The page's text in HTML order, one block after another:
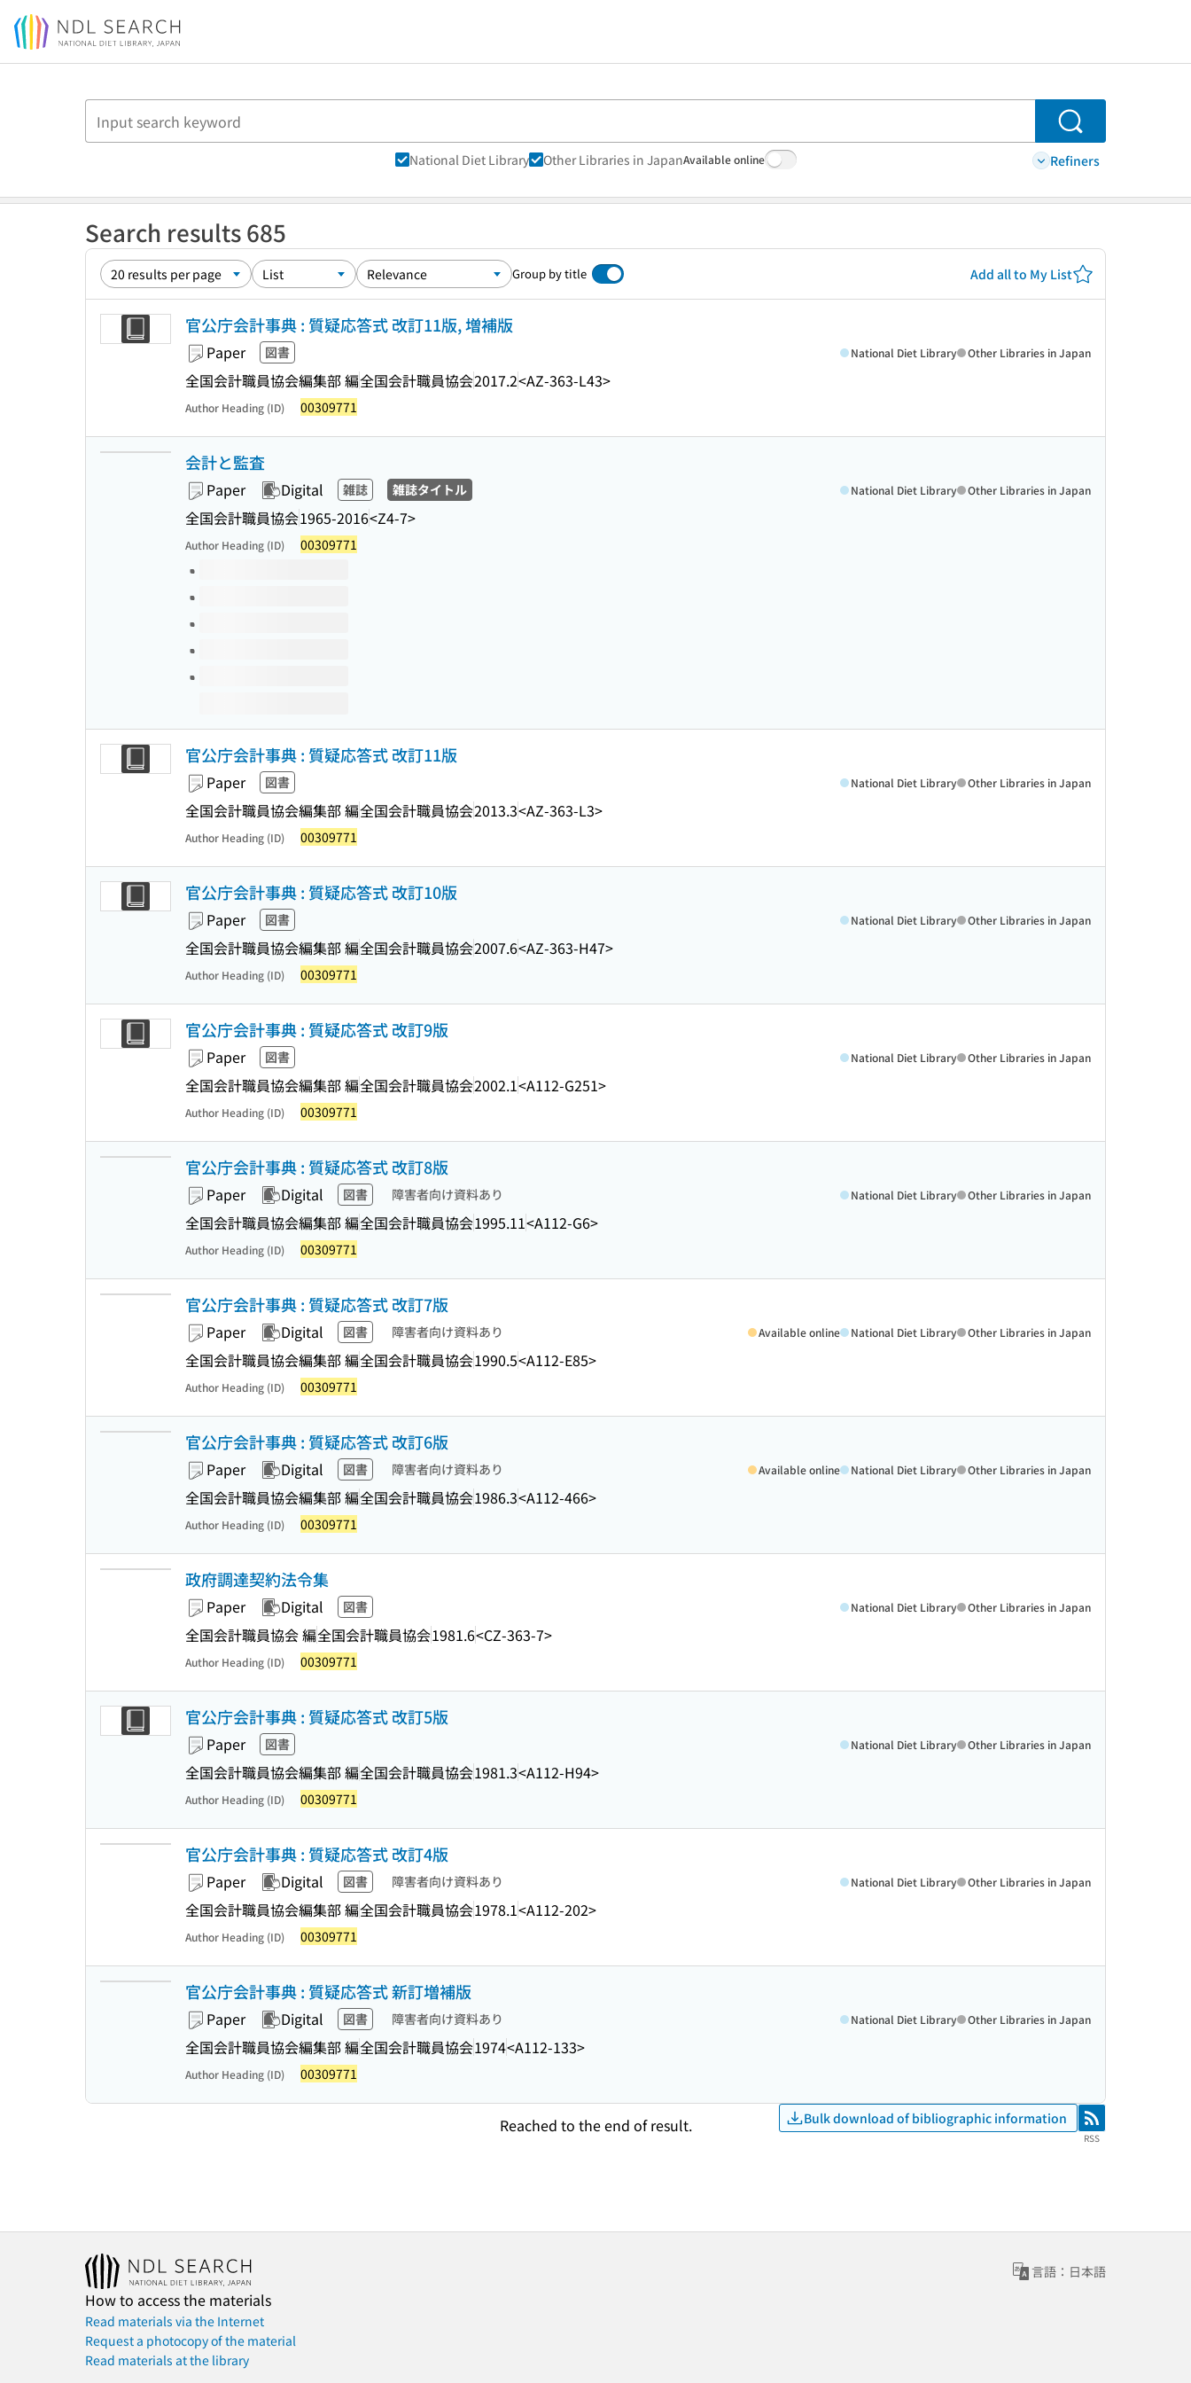
Jump to main content
Search
National Diet Library Other Libraries in JapanAvailable online Refiners
Search results 685
Group by title Add all to My List
官公庁会計事典 : 質疑応答式 改訂11版, 増補版
Paper 図書
全国会計職員協会編集部 編全国会計職員協会2017.2<AZ-363-L43>
National Diet Library Other Libraries in Japan
Author Heading (ID) 00309771
会計と監査
Paper Digital 雑誌 雑誌タイトル
全国会計職員協会1965-2016<Z4-7>
National Diet Library Other Libraries in Japan
Author Heading (ID) 00309771
Volumes of this title
官公庁会計事典 : 質疑応答式 改訂11版
Paper 図書
全国会計職員協会編集部 編全国会計職員協会2013.3<AZ-363-L3>
National Diet Library Other Libraries in Japan
Author Heading (ID) 00309771
官公庁会計事典 : 質疑応答式 改訂10版
Paper 図書
全国会計職員協会編集部 編全国会計職員協会2007.6<AZ-363-H47>
National Diet Library Other Libraries in Japan
Author Heading (ID) 00309771
官公庁会計事典 : 質疑応答式 改訂9版
Paper 図書
全国会計職員協会編集部 編全国会計職員協会2002.1<A112-G251>
National Diet Library Other Libraries in Japan
Author Heading (ID) 00309771
官公庁会計事典 : 質疑応答式 改訂8版
Paper Digital 図書 障害者向け資料あり
全国会計職員協会編集部 編全国会計職員協会1995.11<A112-G6>
National Diet Library Other Libraries in Japan
Author Heading (ID) 00309771
官公庁会計事典 : 質疑応答式 改訂7版
Paper Digital 図書 障害者向け資料あり
全国会計職員協会編集部 編全国会計職員協会1990.5<A112-E85>
Available online National Diet Library Other Libraries in Japan
Author Heading (ID) 00309771
官公庁会計事典 : 質疑応答式 改訂6版
Paper Digital 図書 障害者向け資料あり
全国会計職員協会編集部 編全国会計職員協会1986.3<A112-466>
Available online National Diet Library Other Libraries in Japan
Author Heading (ID) 00309771
政府調達契約法令集
Paper Digital 図書
全国会計職員協会 編全国会計職員協会1981.6<CZ-363-7>
National Diet Library Other Libraries in Japan
Author Heading (ID) 00309771
官公庁会計事典 : 質疑応答式 改訂5版
Paper 図書
全国会計職員協会編集部 編全国会計職員協会1981.3<A112-H94>
National Diet Library Other Libraries in Japan
Author Heading (ID) 00309771
官公庁会計事典 : 質疑応答式 改訂4版
Paper Digital 図書 障害者向け資料あり
全国会計職員協会編集部 編全国会計職員協会1978.1<A112-202>
National Diet Library Other Libraries in Japan
Author Heading (ID) 00309771
官公庁会計事典 : 質疑応答式 新訂増補版
Paper Digital 図書 障害者向け資料あり
全国会計職員協会編集部 編全国会計職員協会1974<A112-133>
National Diet Library Other Libraries in Japan
Author Heading (ID) 00309771
Reached to the end of result. Bulk download of bibliographic information RSS
RSS
言語：日本語
How to access the materials
Read materials via the Internet
Request a photocopy of the material
Read materials at the library